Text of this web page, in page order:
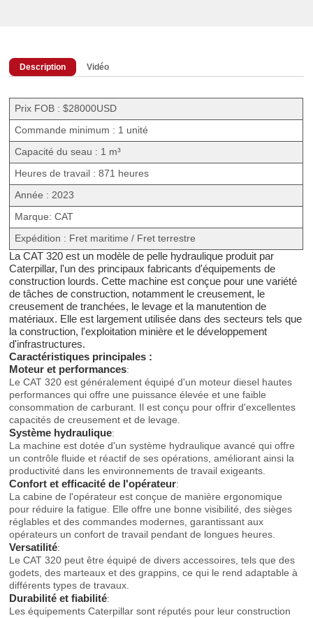
Description Vidéo
Prix FOB : $28000USD
Commande minimum : 1 unité
Capacité du seau : 1 m³
Heures de travail : 871 heures
Année : 2023
Marque: CAT
Expédition : Fret maritime / Fret terrestre
La CAT 320 est un modèle de pelle hydraulique produit par
Caterpillar, l'un des principaux fabricants d'équipements de
construction lourds. Cette machine est conçue pour une variété
de tâches de construction, notamment le creusement, le
creusement de tranchées, le levage et la manutention de
matériaux. Elle est largement utilisée dans des secteurs tels que
la construction, l'exploitation minière et le développement
d'infrastructures.
Caractéristiques principales :
Moteur et performances:
Le CAT 320 est généralement équipé d'un moteur diesel hautes
performances qui offre une puissance élevée et une faible
consommation de carburant. Il est conçu pour offrir d'excellentes
capacités de creusement et de levage.
Système hydraulique:
La machine est dotée d'un système hydraulique avancé qui offre
un contrôle fluide et réactif de ses opérations, améliorant ainsi la
productivité dans les environnements de travail exigeants.
Confort et efficacité de l'opérateur:
La cabine de l'opérateur est conçue de manière ergonomique
pour réduire la fatigue. Elle offre une bonne visibilité, des sièges
réglables et des commandes modernes, garantissant aux
opérateurs un confort de travail pendant de longues heures.
Versatilité:
Le CAT 320 peut être équipé de divers accessoires, tels que des
godets, des marteaux et des grappins, ce qui le rend adaptable à
différents types de travaux.
Durabilité et fiabilité:
Les équipements Caterpillar sont réputés pour leur construction